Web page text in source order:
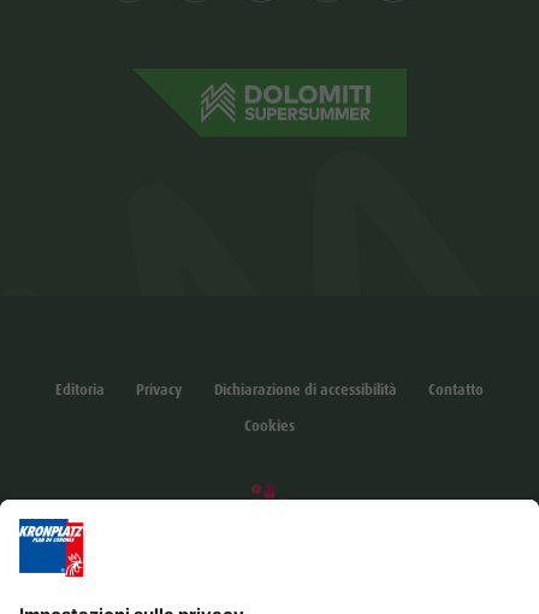
Editoria Privacy Dichiarazione di accessibilità
Contatto
Cookies